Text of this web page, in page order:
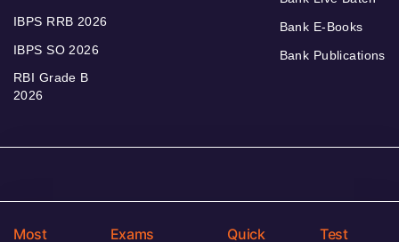
IBPS RRB 2026
IBPS SO 2026
RBI Grade B
2026
Bank E-Books
Bank Publications
Most
Exams
Quick
Test